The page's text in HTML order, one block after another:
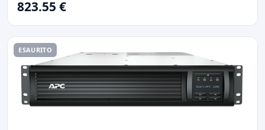
823.55 €
ESAURITO